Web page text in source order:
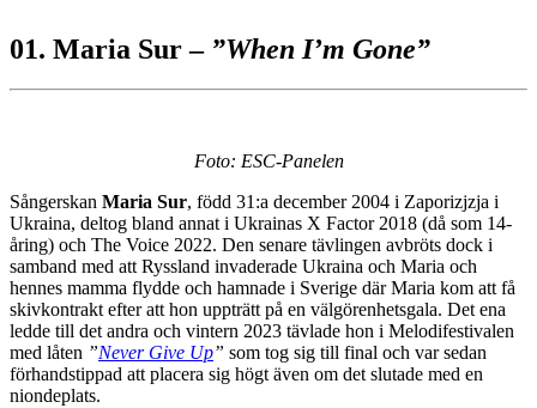
01. Maria Sur – ”When I’m Gone”
Foto: ESC-Panelen
Sångerskan Maria Sur, född 31:a december 2004 i Zaporizjzja i
Ukraina, deltog bland annat i Ukrainas X Factor 2018 (då som 14-
åring) och The Voice 2022. Den senare tävlingen avbröts dock i
samband med att Ryssland invaderade Ukraina och Maria och
hennes mamma flydde och hamnade i Sverige där Maria kom att få
skivkontrakt efter att hon uppträtt på en välgörenhetsgala. Det ena
ledde till det andra och vintern 2023 tävlade hon i Melodifestivalen
med låten ”Never Give Up” som tog sig till final och var sedan
förhandstippad att placera sig högt även om det slutade med en
niondeplats.